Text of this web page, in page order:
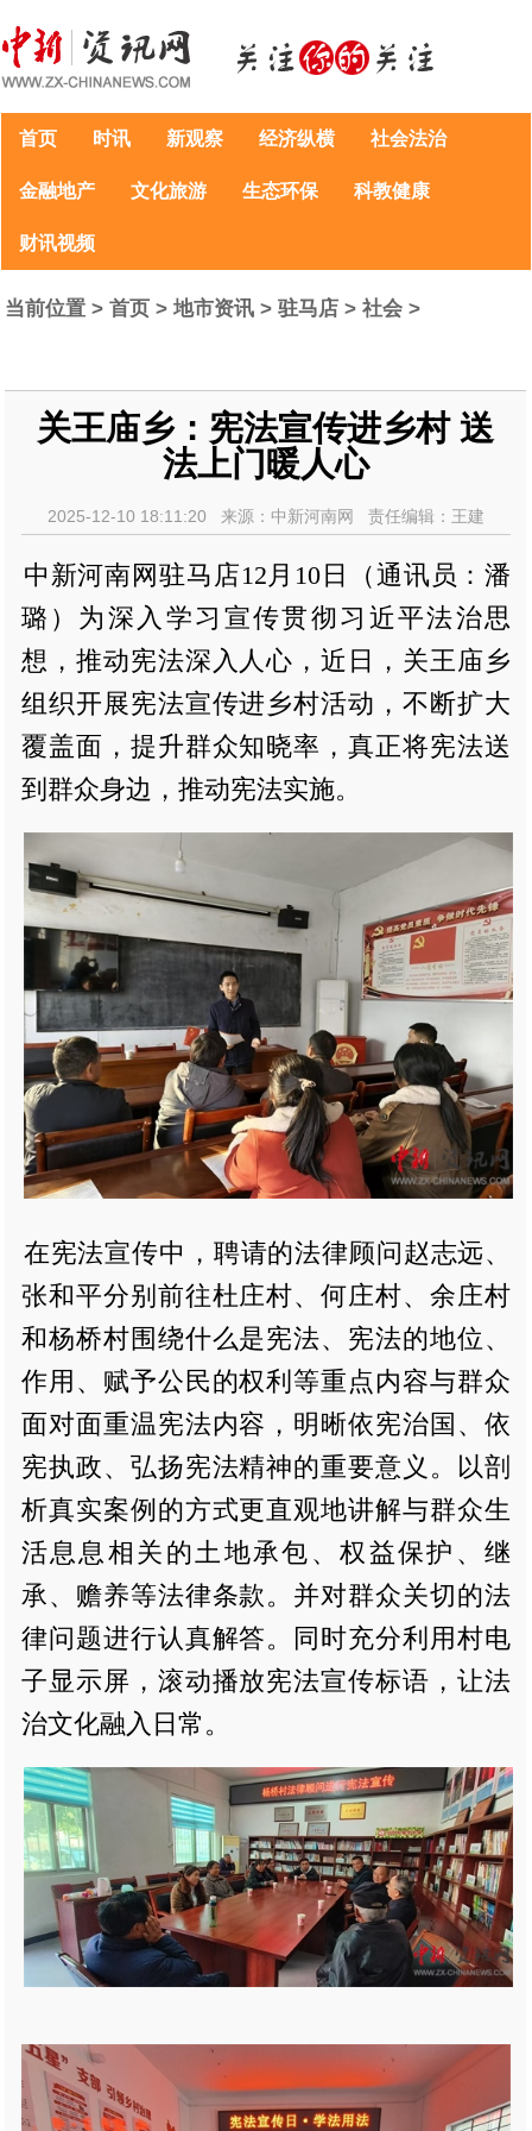
首页 时讯 新观察 经济纵横 社会法治
金融地产 文化旅游 生态环保 科教健康
财讯视频
当前位置 >首页 >地市资讯 >驻马店 >社会 >
关王庙乡：宪法宣传进乡村 送
法上门暖人心
2025-12-10 18:11:20 来源：中新河南网 责任编辑：王建
中新河南网驻马店12月10日（通讯员：潘
璐）为深入学习宣传贯彻习近平法治思
想，推动宪法深入人心，近日，关王庙乡
组织开展宪法宣传进乡村活动，不断扩大
覆盖面，提升群众知晓率，真正将宪法送
到群众身边，推动宪法实施。
在宪法宣传中，聘请的法律顾问赵志远、
张和平分别前往杜庄村、何庄村、余庄村
和杨桥村围绕什么是宪法、宪法的地位、
作用、赋予公民的权利等重点内容与群众
面对面重温宪法内容，明晰依宪治国、依
宪执政、弘扬宪法精神的重要意义。以剖
析真实案例的方式更直观地讲解与群众生
活息息相关的土地承包、权益保护、继
承、赡养等法律条款。并对群众关切的法
律问题进行认真解答。同时充分利用村电
子显示屏，滚动播放宪法宣传标语，让法
治文化融入日常。